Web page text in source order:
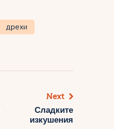
дрехи
Next
Сладките
изкушения